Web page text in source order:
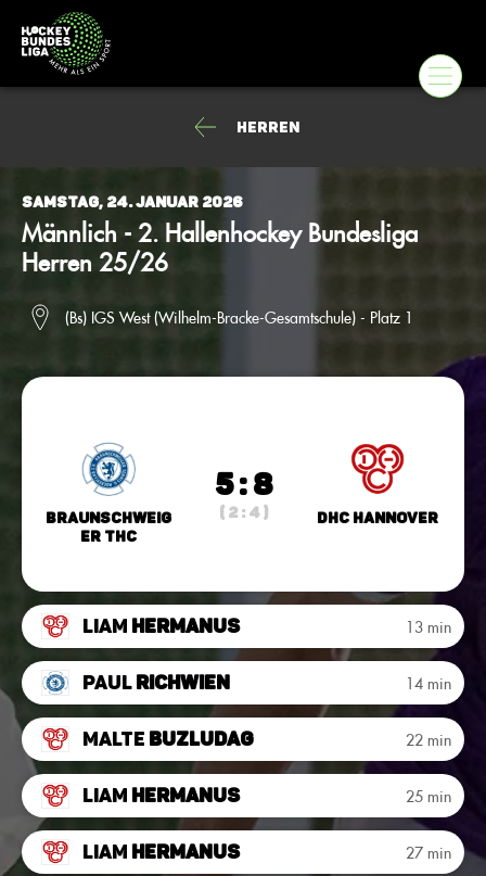
Herren
Samstag, 24. Januar 2026
Männlich - 2. Hallenhockey Bundesliga
Herren 25/26
(Bs) IGS West (Wilhelm-Bracke-Gesamtschule) - Platz 1
Braunschweig
er THC
5 : 8
( 2 : 4 ) DHC Hannover
Liam Hermanus 13 min
PaulRichwien 14 min
Malte Buzludag 22 min
Liam Hermanus 25 min
Liam Hermanus 27 min